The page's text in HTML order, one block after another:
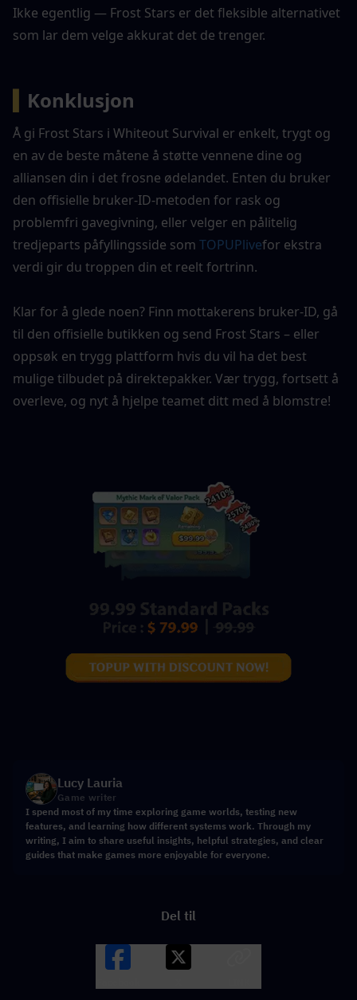
Ikke egentlig — Frost Stars er det fleksible alternativet
som lar dem velge akkurat det de trenger.
Konklusjon
Å gi Frost Stars i Whiteout Survival er enkelt, trygt og
en av de beste måtene å støtte vennene dine og
alliansen din i det frosne ødelandet. Enten du bruker
den offisielle bruker-ID-metoden for rask og
problemfri gavegivning, eller velger en pålitelig
tredjeparts påfyllingsside som TOPUPlivefor ekstra
verdi gir du troppen din et reelt fortrinn.
Klar for å glede noen? Finn mottakerens bruker-ID, gå
til den offisielle butikken og send Frost Stars – eller
oppsøk en trygg plattform hvis du vil ha det best
mulige tilbudet på direktepakker. Vær trygg, fortsett å
overleve, og nyt å hjelpe teamet ditt med å blomstre!
Lucy Lauria
Game writer
I spend most of my time exploring game worlds, testing new
features, and learning how different systems work. Through my
writing, I aim to share useful insights, helpful strategies, and clear
guides that make games more enjoyable for everyone.
Del til